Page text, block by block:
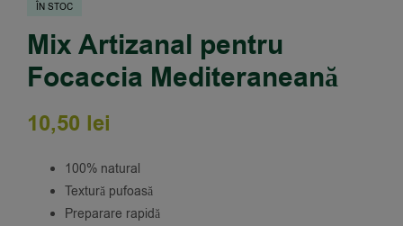
ÎN STOC
Mix Artizanal pentru
Focaccia Mediteraneană
10,50 lei
100% natural
Textură pufoasă
Preparare rapidă